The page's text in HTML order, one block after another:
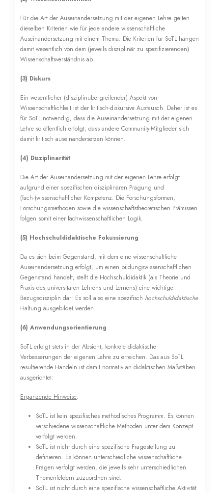
Für die Art der Auseinandersetzung mit der eigenen Lehre gelten
dieselben Kriterien wie für jede andere wissenschaftliche
Auseinandersetzung mit einem Thema. Die Kriterien für SoTL hängen
damit wesentlich von dem (jeweils disziplinär zu spezifizierenden)
Wissenschaftsverständnis ab.
(3) Diskurs
Ein wesentlicher (disziplinübergreifender) Aspekt von
Wissenschaftlichkeit ist der kritisch-diskursive Austausch. Daher ist es
für SoTL notwendig, dass die Auseinandersetzung mit der eigenen
Lehre so öffentlich erfolgt, dass andere Community-Mitglieder sich
damit kritisch auseinandersetzen können.
(4) Disziplinarität
Die Art der Auseinandersetzung mit der eigenen Lehre erfolgt
aufgrund einer spezifischen disziplinären Prägung und
(fach-)wissenschaftlicher Kompetenz. Die Forschungsformen,
Forschungsmethoden sowie die wissenschaftstheoretischen Prämissen
folgen somit einer fachwissenschaftlichen Logik.
(5) Hochschuldidaktische Fokussierung
Da es sich beim Gegenstand, mit dem eine wissenschaftliche
Auseinandersetzung erfolgt, um einen bildungswissenschaftlichen
Gegenstand handelt, stellt die Hochschuldidaktik (als Theorie und
Praxis des universitären Lehrens und Lernens) eine wichtige
Bezugsdisziplin dar: Es soll also eine spezifisch hochschuldidaktische
Haltung ausgebildet werden.
(6) Anwendungsorientierung
SoTL erfolgt stets in der Absicht, konkrete didaktische
Verbesserungen der eigenen Lehre zu erreichen. Das aus SoTL
resultierende Handeln ist damit normativ an didaktischen Maßstäben
ausgerichtet.
Ergänzende Hinweise:
SoTL ist kein spezifisches methodisches Programm. Es können
verschiedene wissenschaftliche Methoden unter dem Konzept
verfolgt werden.
SoTL ist nicht durch eine spezifische Fragestellung zu
definieren. Es können unterschiedliche wissenschaftliche
Fragen verfolgt werden, die jeweils sehr unterschiedlichen
Themenfeldern zuzuordnen sind.
SoTL ist nicht durch eine spezifische wissenschaftliche Aktivität